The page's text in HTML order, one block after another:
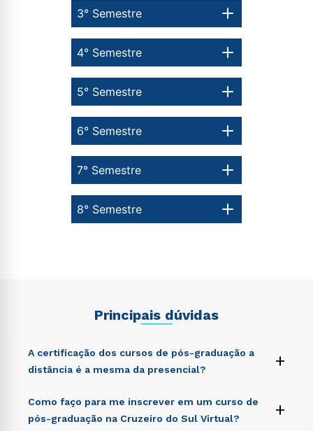
8° Semestre
7° Semestre
6° Semestre
5° Semestre
4° Semestre
3° Semestre
Principais dúvidas
A certificação dos cursos de pós-graduação a
distância é a mesma da presencial?
+
Sed ut perspiciatis unde omnis iste natus error sit
voluptatem accusantium doloremque laudantium,
totam rem aperiam, eaque ipsa quae ab illo inventore
Como faço para me inscrever em um curso de
pós-graduação na Cruzeiro do Sul Virtual?
+